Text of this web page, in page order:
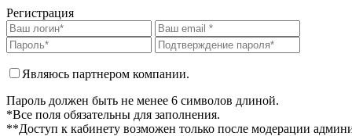
Регистрация
Являюсь партнером компании.
Пароль должен быть не менее 6 символов длиной.
*Все поля обязательны для заполнения.
**Доступ к кабинету возможен только после модерации